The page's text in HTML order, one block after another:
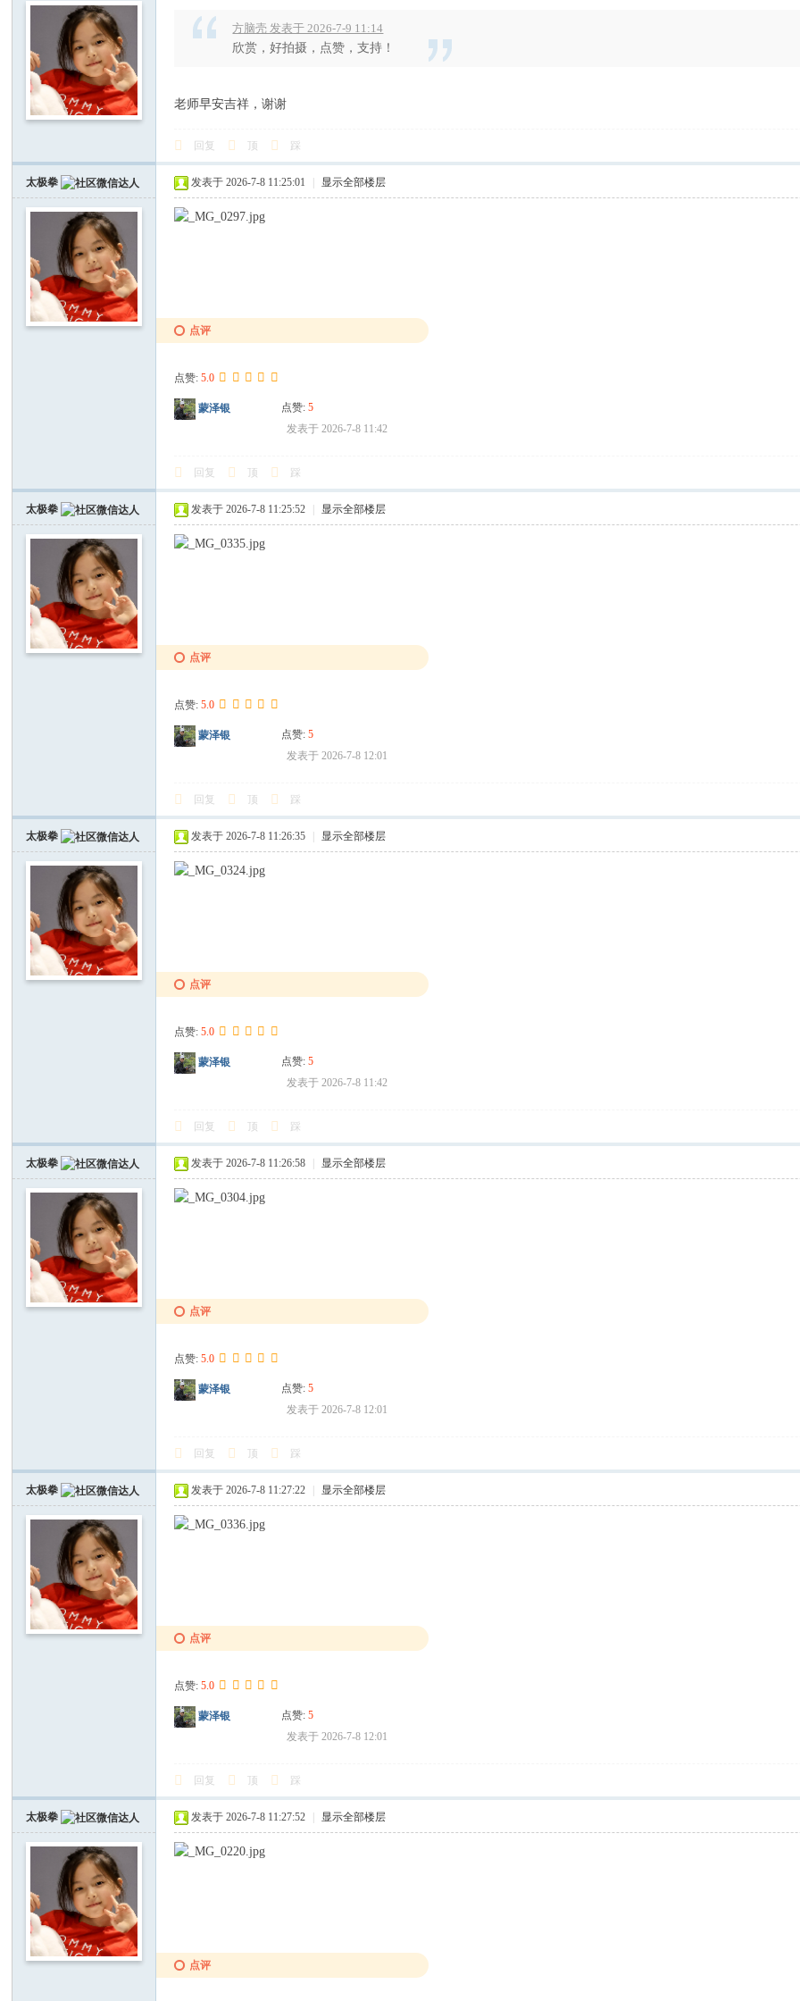
方脑壳 发表于 2026-7-9 11:14
欣赏，好拍摄，点赞，支持！
老师早安吉祥，谢谢
回复 顶 踩
太极拳 发表于 2026-7-8 11:25:01 显示全部楼层
点评
点赞:5.0
蒙泽银 点赞:5
发表于 2026-7-8 11:42
回复 顶 踩
太极拳 发表于 2026-7-8 11:25:52 显示全部楼层
点评
点赞:5.0
蒙泽银 点赞:5
发表于 2026-7-8 12:01
回复 顶 踩
太极拳 发表于 2026-7-8 11:26:35 显示全部楼层
点评
点赞:5.0
蒙泽银 点赞:5
发表于 2026-7-8 11:42
回复 顶 踩
太极拳 发表于 2026-7-8 11:26:58 显示全部楼层
点评
点赞:5.0
蒙泽银 点赞:5
发表于 2026-7-8 12:01
回复 顶 踩
太极拳 发表于 2026-7-8 11:27:22 显示全部楼层
点评
点赞:5.0
蒙泽银 点赞:5
发表于 2026-7-8 12:01
回复 顶 踩
太极拳 发表于 2026-7-8 11:27:52 显示全部楼层
点评